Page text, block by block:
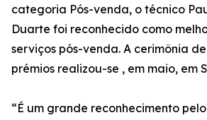
categoria Pós-venda, o técnico
Duarte foi reconhecido como
serviços pós-venda. A cerimônia
prémios realizou-se , em maio, em
“É um grande reconhecimento